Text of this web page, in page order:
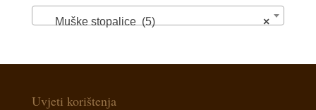
×
Muške stopalice (5)
Uvjeti korištenja